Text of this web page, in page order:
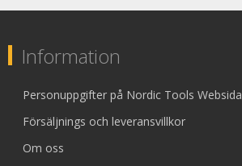
Information
Personuppgifter på Nordic Tools Websida
Försäljnings och leveransvillkor
Om oss